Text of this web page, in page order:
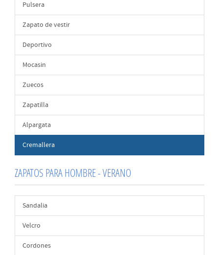
Pulsera
Zapato de vestir
Deportivo
Mocasin
Zuecos
Zapatilla
Alpargata
Cremallera
ZAPATOS PARA HOMBRE - VERANO
Sandalia
Velcro
Cordones